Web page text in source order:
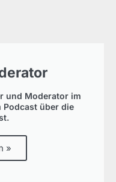
und Moderator im
Podcast über die
»